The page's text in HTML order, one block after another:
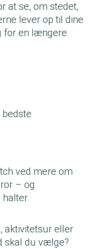
at se, om stedet,
lever op til dine
for en længere
bedste
ved mere om
– og
halter
aktivitetsur eller
skal du vælge?